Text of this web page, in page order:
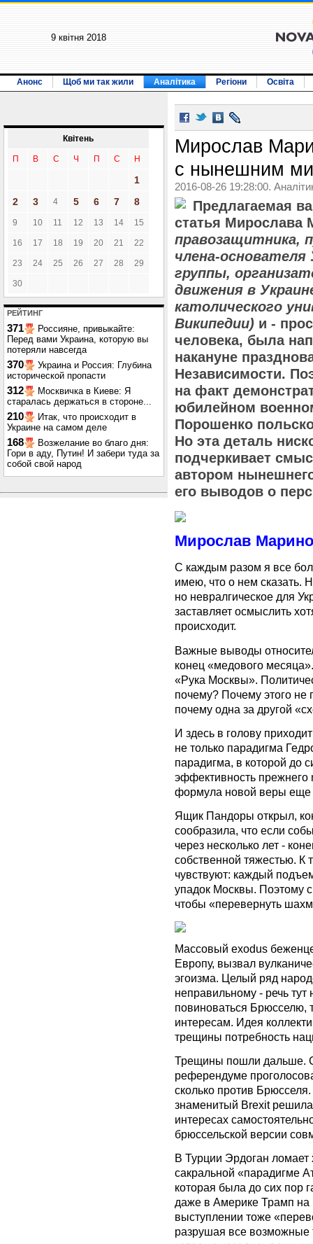
9 квiтня 2018
Анонс Щоб ми так жили Аналітика Регіони Освіта
Квiтень
П В С Ч П С Н
1
2
3 4 5 6 7 8
9 10 11 12 13 14 15
16 17 18 19 20 21 22
23 24 25 26 27 28 29
30
РЕЙТИНГ
371
Россияне, привыкайте:
Перед вами Украина, которую вы
потеряли навсегда
370
Украина и Россия: Глубина
исторической пропасти
312
Москвичка в Киеве: Я
старалась держаться в стороне...
210
Итак, что происходит в
Украине на самом деле
168
Возжелание во благо дня:
Гори в аду, Путин! И забери туда за
собой свой народ
Мирослав
с нынешним
2016-08-26 19:28:00.
Предлагаемая
статья Мирослава
правозащитника,
члена-основателя
группы,
движения в
католического
Википедии) и -
человека, была
накануне
Независимости.
на факт
юбилейном
Порошенко
Но эта деталь
подчеркивает
автором
его выводов о
Мирослав
С каждым разом я все
имею, что о нем сказать.
но невралгическое для
заставляет осмыслить
происходит.
Важные выводы
конец «медового
«Рука Москвы».
почему? Почему этого не
почему одна за другой
И здесь в голову
не только парадигма
парадигма, в которой до
эффективность прежнего
формула новой веры еще
Ящик Пандоры открыл,
сообразила, что если
через несколько лет -
собственной тяжестью. К
чувствуют: каждый
упадок Москвы. Поэтому
чтобы «перевернуть
Массовый exodus
Европу, вызвал
эгоизма. Целый ряд
неправильному - речь тут
повиноваться Брюсселю,
интересам. Идея
трещины потребность
Трещины пошли дальше.
референдуме
сколько против
знаменитый Brexit
интересах
брюссельской версии
В Турции Эрдоган ломает
сакральной «парадигме
которая была до сих пор
даже в Америке Трамп
выступлении тоже
разрушая все возможные